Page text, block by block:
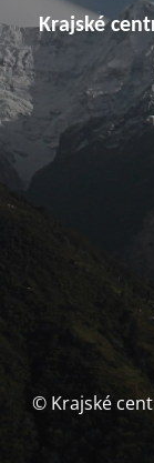
Krajské
© Krajské